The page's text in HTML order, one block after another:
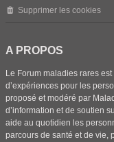
Supprimer les cookies
A PROPOS
Le Forum maladies rares
d’expériences pour les
proposé et modéré par
d’information et de soutien
aide au quotidien les
parcours de santé et de vie,